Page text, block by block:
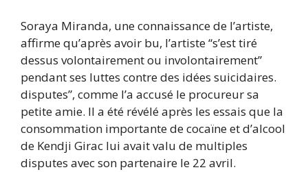
Soraya Miranda, une connaissance de l’artiste,
affirme qu’après avoir bu, l’artiste “s’est tiré
dessus volontairement ou involontairement”
pendant ses luttes contre des idées suicidaires.
disputes”, comme l’a accusé le procureur sa
petite amie. Il a été révélé après les essais que la
consommation importante de cocaïne et d’alcool
de Kendji Girac lui avait valu de multiples
disputes avec son partenaire le 22 avril.